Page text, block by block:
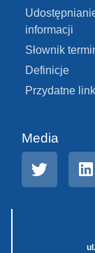
informacji
Słownik
Definicje
Przydatne
Media